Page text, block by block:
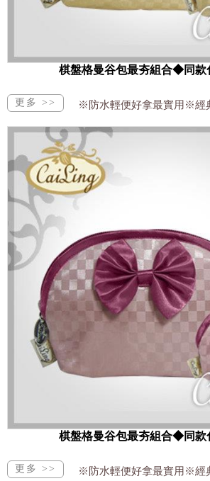
棋盤格曼谷包最夯組合◆同款
棋盤格曼谷包最夯組合◆同款